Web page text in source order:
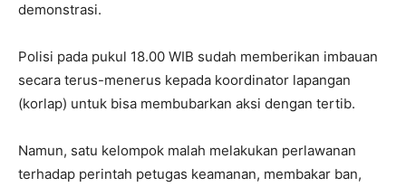
demonstrasi.
Polisi pada pukul 18.00 WIB sudah memberikan imbauan
secara terus-menerus kepada koordinator lapangan
(korlap) untuk bisa membubarkan aksi dengan tertib.
Namun, satu kelompok malah melakukan perlawanan
terhadap perintah petugas keamanan, membakar ban,